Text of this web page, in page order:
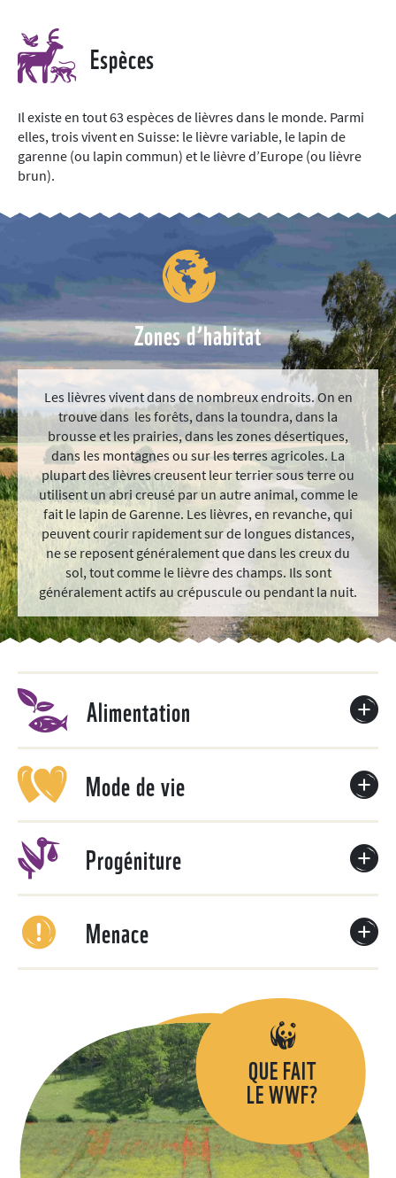
Espèces
Il existe en tout 63 espèces de lièvres dans le monde. Parmi
elles, trois vivent en Suisse: le lièvre variable, le lapin de
garenne (ou lapin commun) et le lièvre d’Europe (ou lièvre
brun).
Zones d’habitat
Les lièvres vivent dans de nombreux endroits. On en
trouve dans les forêts, dans la toundra, dans la
brousse et les prairies, dans les zones désertiques,
dans les montagnes ou sur les terres agricoles. La
plupart des lièvres creusent leur terrier sous terre ou
utilisent un abri creusé par un autre animal, comme le
fait le lapin de Garenne. Les lièvres, en revanche, qui
peuvent courir rapidement sur de longues distances,
ne se reposent généralement que dans les creux du
sol, tout comme le lièvre des champs. Ils sont
généralement actifs au crépuscule ou pendant la nuit.
Alimentation
Mode de vie
Progéniture
Menace
QUE FAIT
LE WWF?